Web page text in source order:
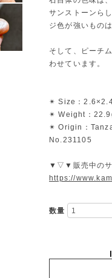
サンストーンら
ジ色が強いもの
そして、ピーチ
わせています。
✴︎ Size：
✴︎ Weight：
✴︎ Origin：
No.231105
▼▽▼販売中のサ
https://
数量